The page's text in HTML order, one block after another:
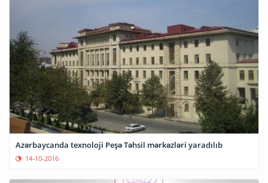
Azərbaycanda texnoloji Peşə Təhsil mərkəzləri yaradılıb
14-10-2016